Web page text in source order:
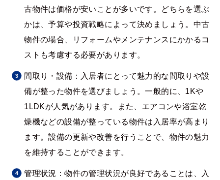
古物件は価格が安いことが多いです。どちらを選ぶ
かは、予算や投資戦略によって決めましょう。中古
物件の場合、リフォームやメンテナンスにかかるコ
ストも考慮する必要があります。
間取り・設備：入居者にとって魅力的な間取りや設
備が整った物件を選びましょう。一般的に、1Kや
1LDKが人気があります。また、エアコンや浴室乾
燥機などの設備が整っている物件は入居率が高まり
ます。設備の更新や改善を行うことで、物件の魅力
を維持することができます。
管理状況：物件の管理状況が良好であることは、入